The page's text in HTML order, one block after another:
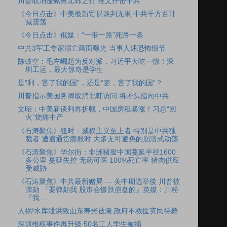
《今日点击》中美最新贸易谈判无果 中共千方百计
减震荡
《今日点击》俄媒：“一带一路”死路一条
中共3军工专家溺亡画面曝光 当事人述恐怖细节
陈破空：毛左崛起为反对派，习近平大吃一惊！深
圳工运，最大惊奇是学生
是“利，害了我的国”，还是“吏，害了我的国”？
川普指示美国务卿取消北韩访问 将矛头指向中共
文昭：中美新谈判再折戟，中国房租暴涨！习总“回
火”烧痛中产
《石涛聚焦》纽时：威权主义至上者 特别是中共独
裁者 遭遇通货膨胀时 大多无可避免的崩溃式动荡
《石涛聚焦》华尔街：非洲猪瘟中国蔓延半径1600
多公里 蔓延失控 无药可医 100%死亡率 猪肉供应
受威胁
《石涛聚焦》中共最新赌局 — 美中期选举後 川普被
弹劾 『要弹劾我 股市会惨跌崩盘的』英媒：川粉
『我...
人祸!水库泄洪致山东寿光被淹,政府不救援灾民待毙
深圳维权事件再升级 50名工人学生被捕